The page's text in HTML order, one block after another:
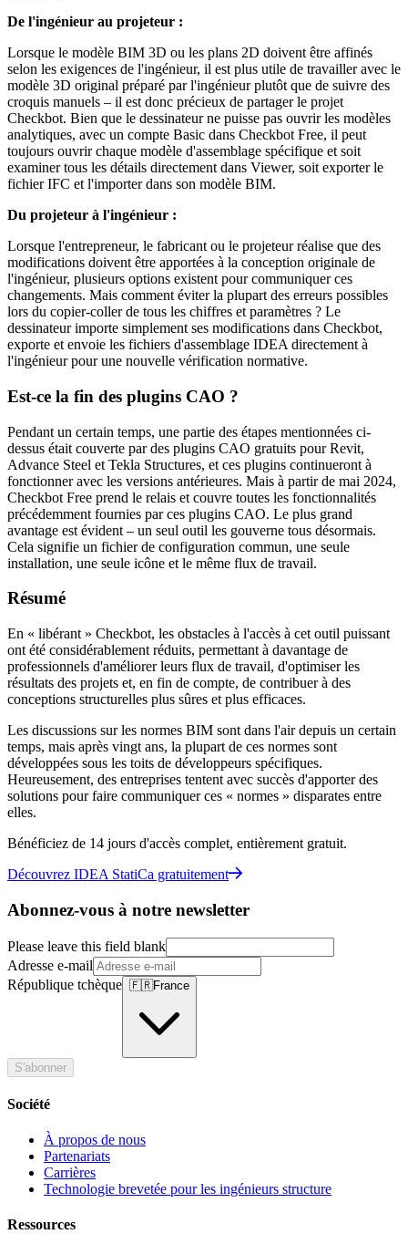
De l'ingénieur au projeteur :
Lorsque le modèle BIM 3D ou les plans 2D doivent être affinés
selon les exigences de l'ingénieur, il est plus utile de travailler avec le
modèle 3D original préparé par l'ingénieur plutôt que de suivre des
croquis manuels – il est donc précieux de partager le projet
Checkbot. Bien que le dessinateur ne puisse pas ouvrir les modèles
analytiques, avec un compte Basic dans Checkbot Free, il peut
toujours ouvrir chaque modèle d'assemblage spécifique et soit
examiner tous les détails directement dans Viewer, soit exporter le
fichier IFC et l'importer dans son modèle BIM.
Du projeteur à l'ingénieur :
Lorsque l'entrepreneur, le fabricant ou le projeteur réalise que des
modifications doivent être apportées à la conception originale de
l'ingénieur, plusieurs options existent pour communiquer ces
changements. Mais comment éviter la plupart des erreurs possibles
lors du copier-coller de tous les chiffres et paramètres ? Le
dessinateur importe simplement ses modifications dans Checkbot,
exporte et envoie les fichiers d'assemblage IDEA directement à
l'ingénieur pour une nouvelle vérification normative.
Est-ce la fin des plugins CAO ?
Pendant un certain temps, une partie des étapes mentionnées ci-
dessus était couverte par des plugins CAO gratuits pour Revit,
Advance Steel et Tekla Structures, et ces plugins continueront à
fonctionner avec les versions antérieures. Mais à partir de mai 2024,
Checkbot Free prend le relais et couvre toutes les fonctionnalités
précédemment fournies par ces plugins CAO. Le plus grand
avantage est évident – un seul outil les gouverne tous désormais.
Cela signifie un fichier de configuration commun, une seule
installation, une seule icône et le même flux de travail.
Résumé
En « libérant » Checkbot, les obstacles à l'accès à cet outil puissant
ont été considérablement réduits, permettant à davantage de
professionnels d'améliorer leurs flux de travail, d'optimiser les
résultats des projets et, en fin de compte, de contribuer à des
conceptions structurelles plus sûres et plus efficaces.
Les discussions sur les normes BIM sont dans l'air depuis un certain
temps, mais après vingt ans, la plupart de ces normes sont
développées sous les toits de développeurs spécifiques.
Heureusement, des entreprises tentent avec succès d'apporter des
solutions pour faire communiquer ces « normes » disparates entre
elles.
Bénéficiez de 14 jours d'accès complet, entièrement gratuit.
Découvrez IDEA StatiCa gratuitement
Abonnez-vous à notre newsletter
Please leave this field blank
Adresse e-mail
République tchèque 🇫🇷France
S'abonner
Société
À propos de nous
Partenariats
Carrières
Technologie brevetée pour les ingénieurs structure
Ressources